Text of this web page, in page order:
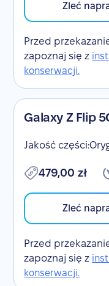
Zleć
Przed
zapoznaj się z
konserwacji.
Galaxy Z Flip
Jakość części:
479,00 zł
Zleć
Przed
zapoznaj się z
konserwacji.